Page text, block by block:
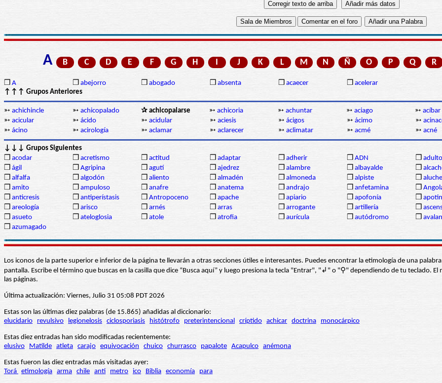
A B C D E F G H I J K L M N Ñ O P Q R
❒ A ❒ abejorro ❒ abogado ❒ absenta ❒ acaecer ❒ acelerar
↑↑↑ Grupos Anteriores
➳ achichincle ➳ achicopalado ✰ achicopalarse ➳ achicoria ➳ achuntar ➳ aciago ➳ acíbar
➳ acicular ➳ ácido ➳ acidular ➳ aciesis ➳ ácigos ➳ ácimo ➳
➳ ácino ➳ acirología ➳ aclamar ➳ aclarecer ➳ aclimatar ➳ acmé ➳ acné
↓↓↓ Grupos Siguientes
❒ acodar ❒ acretismo ❒ actitud ❒ adaptar ❒ adherir ❒ ADN ❒ adulto
❒ ágil ❒ Agripina ❒ agutí ❒ ajedrez ❒ alambre ❒ albayalde ❒
❒ alfalfa ❒ algodón ❒ aliento ❒ almadén ❒ almoneda ❒ alpiste ❒ aluche
❒ amito ❒ ampuloso ❒ anafre ❒ anatema ❒ andrajo ❒ anfetamina ❒
❒ anticresis ❒ antiperístasis ❒ Antropoceno ❒ apache ❒ apiario ❒ apofonía ❒
❒ areología ❒ arisco ❒ arnés ❒ arras ❒ arrogante ❒ artillería ❒
❒ asueto ❒ ateloglosia ❒ atole ❒ atrofia ❒ aurícula ❒ autódromo ❒
❒ azumagado
Los iconos de la parte superior e inferior de la página te llevarán a otras secciones útiles e interesantes. Puedes encontrar la etimología de una
pantalla. Escribe el término que buscas en la casilla que dice “Busca aquí” y luego presiona la tecla "Entrar", "↲" o "⚲" dependiendo de tu teclado.
las páginas.
Última actualización: Viernes, Julio 31 05:08 PDT 2026
Estas son las últimas diez palabras (de 15.865) añadidas al diccionario:
elucidario
revulsivo legionelosis ciclosporiasis histótrofo preterintencional críptido achicar doctrina monocárpico
Estas diez entradas han sido modificadas recientemente:
elusivo
Matilde atleta carajo equivocación chuico churrasco papalote Acapulco anémona
Estas fueron las diez entradas más visitadas ayer:
Torá etimología arma chile anti metro ico Biblia economía para